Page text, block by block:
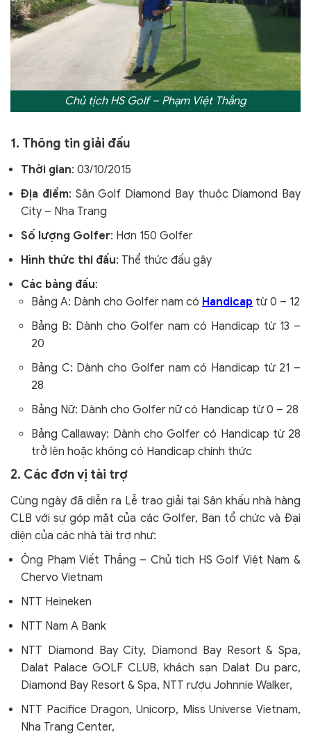
Chủ tịch HS Golf – Phạm Việt Thắng
1. Thông tin giải đấu
Thời gian: 03/10/2015
Địa điểm: Sân Golf Diamond Bay thuộc Diamond Bay
City – Nha Trang
Số lượng Golfer: Hơn 150 Golfer
Hình thức thi đấu: Thể thức đấu gậy
Các bảng đấu:
Bảng A: Dành cho Golfer nam có Handicap từ 0 – 12
Bảng B: Dành cho Golfer nam có Handicap từ 13 –
20
Bảng C: Dành cho Golfer nam có Handicap từ 21 –
28
Bảng Nữ: Dành cho Golfer nữ có Handicap từ 0 – 28
Bảng Callaway: Dành cho Golfer có Handicap từ 28
trở lên hoặc không có Handicap chính thức
2. Các đơn vị tài trợ
Cùng ngày đã diễn ra Lễ trao giải tại Sân khấu nhà hàng
CLB với sự góp mặt của các Golfer, Ban tổ chức và Đại
diện của các nhà tài trợ như:
Ông Phạm Viết Thắng – Chủ tịch HS Golf Việt Nam &
Chervo Vietnam
NTT Heineken
NTT Nam A Bank
NTT Diamond Bay City, Diamond Bay Resort & Spa,
Dalat Palace GOLF CLUB, khách sạn Dalat Du parc,
Diamond Bay Resort & Spa, NTT rượu Johnnie Walker,
NTT Pacifice Dragon, Unicorp, Miss Universe Vietnam,
Nha Trang Center,